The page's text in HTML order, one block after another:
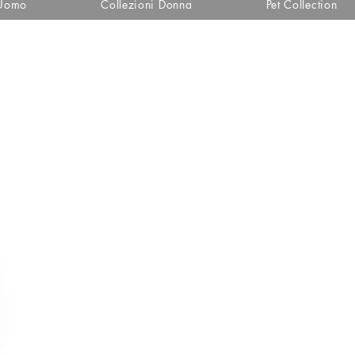
Collezioni Donna Pet Collection